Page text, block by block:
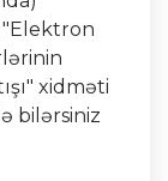
"Elektron
xidməti
bilərsiniz